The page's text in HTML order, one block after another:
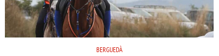
BERGUEDÀ